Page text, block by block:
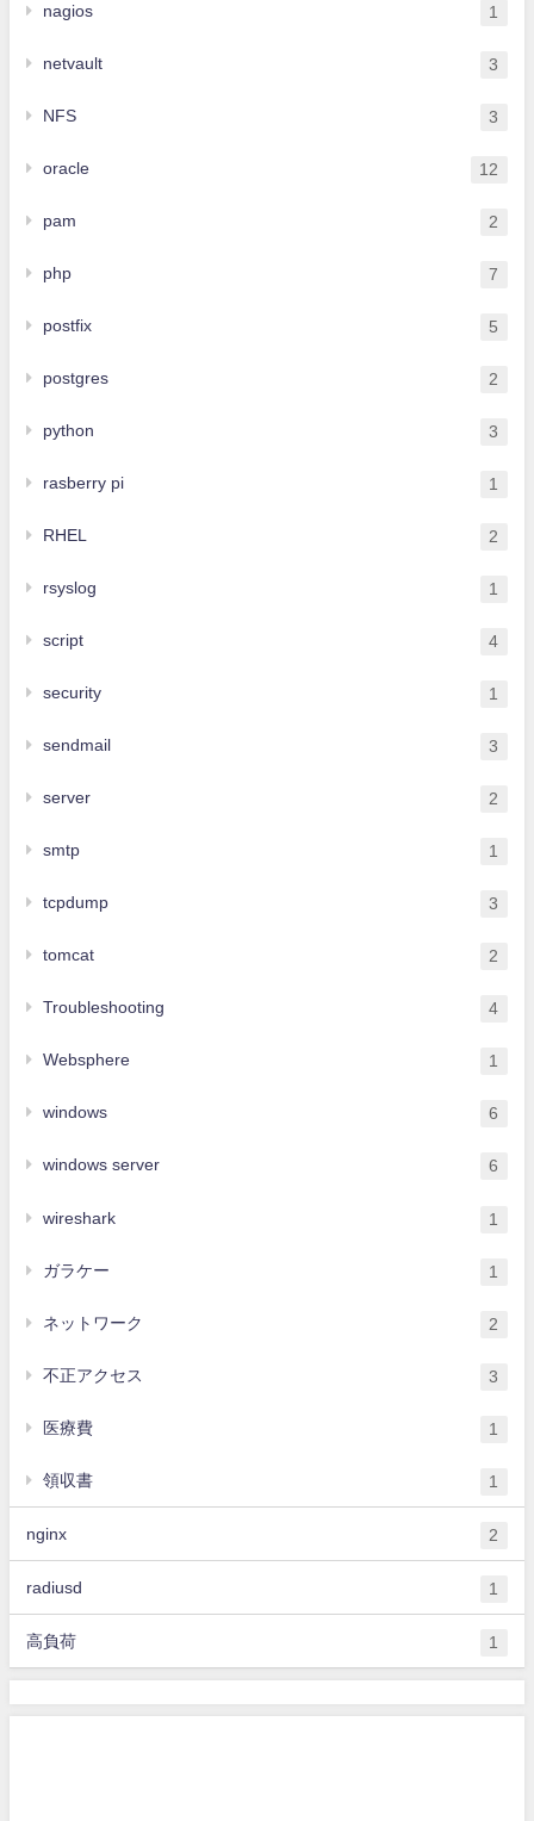
nagios 1
netvault 3
NFS 3
oracle 12
pam 2
php 7
postfix 5
postgres 2
python 3
rasberry pi 1
RHEL 2
rsyslog 1
script 4
security 1
sendmail 3
server 2
smtp 1
tcpdump 3
tomcat 2
Troubleshooting 4
Websphere 1
windows 6
windows server 6
wireshark 1
ガラケー 1
ネットワーク 2
不正アクセス 3
医療費 1
領収書 1
nginx 2
radiusd 1
高負荷 1